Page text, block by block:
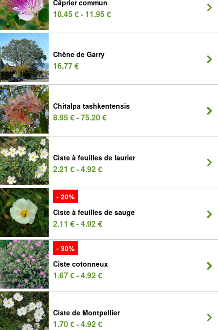
Câprier commun
10.45 € - 11.95 €
Chêne de Garry
16.77 €
Chitalpa tashkentensis
8.95 € - 75.20 €
Ciste à feuilles de laurier
2.21 € - 4.92 €
- 20%
Ciste à feuilles de sauge
2.11 € - 4.92 €
- 30%
Ciste cotonneux
1.67 € - 4.92 €
Ciste de Montpellier
1.70 € - 4.92 €